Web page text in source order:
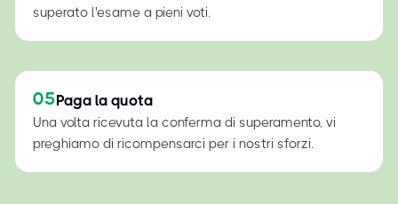
superato l'esame a pieni voti.
05Paga la quota
Una volta ricevuta la conferma di superamento, vi
preghiamo di ricompensarci per i nostri sforzi.